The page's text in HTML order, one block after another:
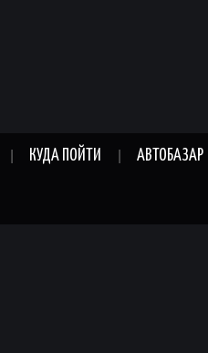
КУДА ПОЙТИ АВТОБАЗАР